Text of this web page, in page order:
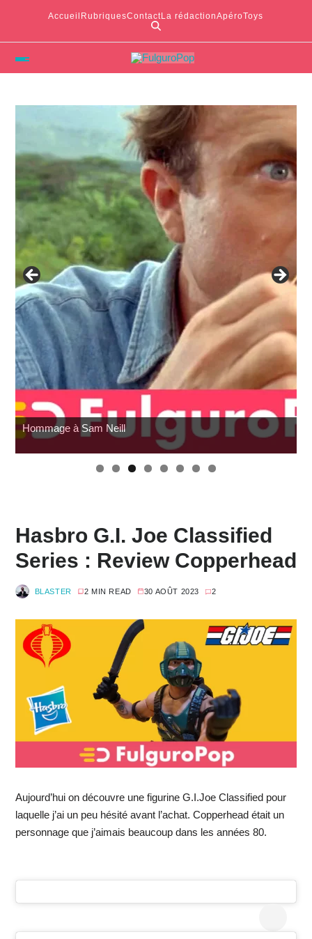
Accueil RubriquesContactLa rédactionApéroToys
Review Mafex Terminator 2 : T-800 & John Connor
Hasbro G.I. Joe Classified
Series : Review Copperhead
BLASTER 2 MIN READ 30 AOÛT 2023 2
Aujourd’hui on découvre une figurine G.I.Joe Classified pour
laquelle j’ai un peu hésité avant l’achat. Copperhead était un
personnage que j’aimais beaucoup dans les années 80.